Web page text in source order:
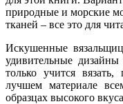
природные и морские
тканей – все это для
Искушенные
удивительные
только учится
лучшем материале
образцах высокого